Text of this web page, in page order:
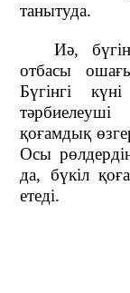
танытуда.
Иә,
отбасы
Бүгінгі
қоғамдық
Осы
да, бүкіл
етеді.